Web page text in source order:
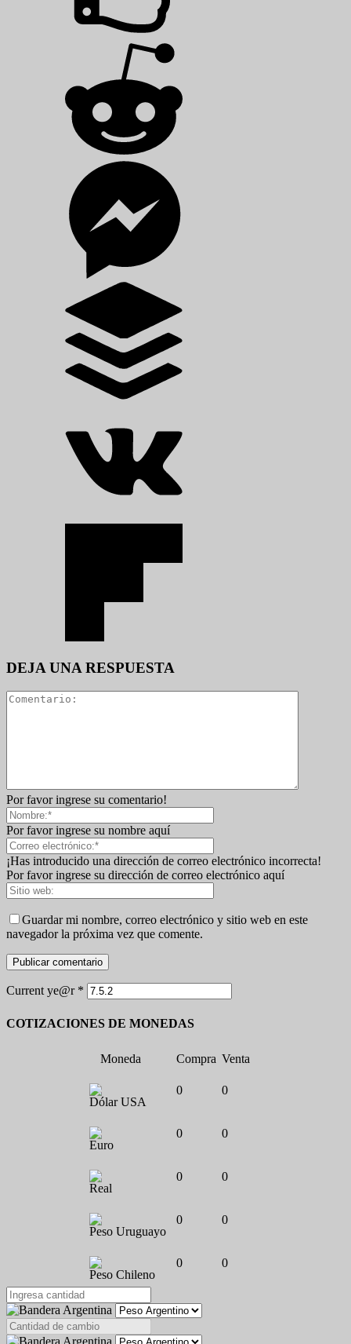
DEJA UNA RESPUESTA
Por favor ingrese su comentario!
Por favor ingrese su nombre aquí
¡Has introducido una dirección de correo electrónico incorrecta!
Por favor ingrese su dirección de correo electrónico aquí
Guardar mi nombre, correo electrónico y sitio web en este
navegador la próxima vez que comente.
Current ye@r *
COTIZACIONES DE MONEDAS
Moneda Compra Venta
Dólar USA
0 0
Euro
0 0
Real
0 0
Peso Uruguayo
0 0
Peso Chileno
0 0